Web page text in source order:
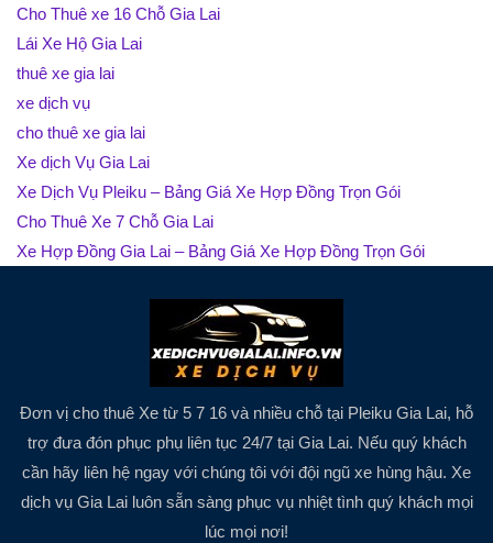
Cho Thuê xe 16 Chỗ Gia Lai
Lái Xe Hộ Gia Lai
thuê xe gia lai
xe dịch vụ
cho thuê xe gia lai
Xe dịch Vụ Gia Lai
Xe Dịch Vụ Pleiku – Bảng Giá Xe Hợp Đồng Trọn Gói
Cho Thuê Xe 7 Chỗ Gia Lai
Xe Hợp Đồng Gia Lai – Bảng Giá Xe Hợp Đồng Trọn Gói
Đơn vị cho thuê Xe từ 5 7 16 và nhiều chỗ tại Pleiku Gia Lai, hỗ
trợ đưa đón phục phụ liên tục 24/7 tại Gia Lai. Nếu quý khách
cần hãy liên hệ ngay với chúng tôi với đội ngũ xe hùng hậu. Xe
dịch vụ Gia Lai luôn sẵn sàng phục vụ nhiệt tình quý khách mọi
lúc mọi nơi!